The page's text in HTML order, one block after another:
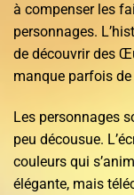
à compenser les
personnages.
de découvrir des
manque parfois
Les personnages
peu décousue.
couleurs qui
élégante, mais